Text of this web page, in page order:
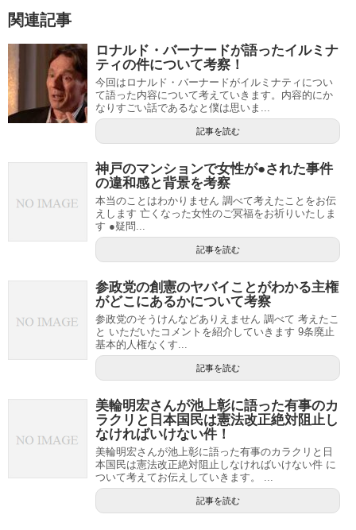
関連記事
ロナルド・バーナードが語ったイルミナ
ティの件について考察！
今回はロナルド・バーナードがイルミナティについ
て語った内容について考えていきます。内容的にか
なりすごい話であるなと僕は思いま...
記事を読む
神戸のマンションで女性が●された事件
の違和感と背景を考察
本当のことはわかりません 調べて考えたことをお伝
えします 亡くなった女性のご冥福をお祈りいたしま
す ●疑問...
記事を読む
参政党の創憲のヤバイことがわかる主権
がどこにあるかについて考察
参政党のそうけんなどありえません 調べて 考えたこ
と いただいたコメントを紹介していきます 9条廃止
基本的人権なくす...
記事を読む
美輪明宏さんが池上彰に語った有事のカ
ラクリと日本国民は憲法改正絶対阻止し
なければいけない件！
美輪明宏さんが池上彰に語った有事のカラクリと日
本国民は憲法改正絶対阻止しなければいけない件 に
ついて考えてお伝えしていきます。 ...
記事を読む